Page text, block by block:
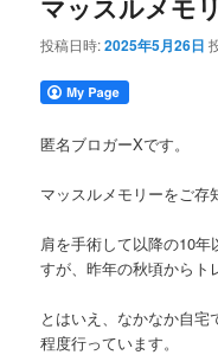
マッスルメモ
投稿日時:2025年5月26日
匿名ブロガーXです。
マッスルメモリーをご存
肩を手術して以降の10
すが、昨年の秋頃からト
とはいえ、なかなか自
程度行っています。